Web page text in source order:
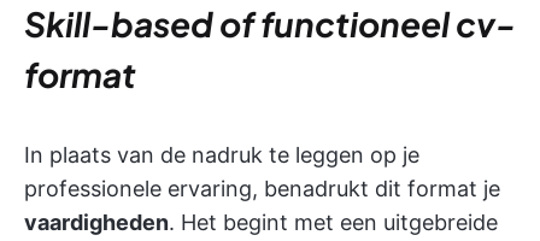
Skill-based of functioneel cv-
format
In plaats van de nadruk te leggen op je
professionele ervaring, benadrukt dit format je
vaardigheden. Het begint met een uitgebreide